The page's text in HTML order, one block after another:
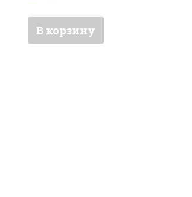
В корзину